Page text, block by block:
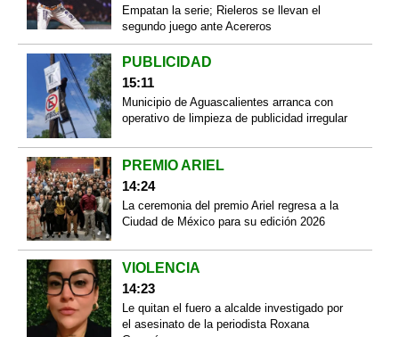
Empatan la serie; Rieleros se llevan el
segundo juego ante Acereros
PUBLICIDAD
15:11
Municipio de Aguascalientes arranca con
operativo de limpieza de publicidad irregular
PREMIO ARIEL
14:24
La ceremonia del premio Ariel regresa a la
Ciudad de México para su edición 2026
VIOLENCIA
14:23
Le quitan el fuero a alcalde investigado por
el asesinato de la periodista Roxana